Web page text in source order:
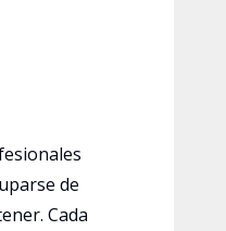
de
Cada